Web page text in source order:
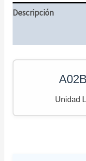
Descripción
Unidad